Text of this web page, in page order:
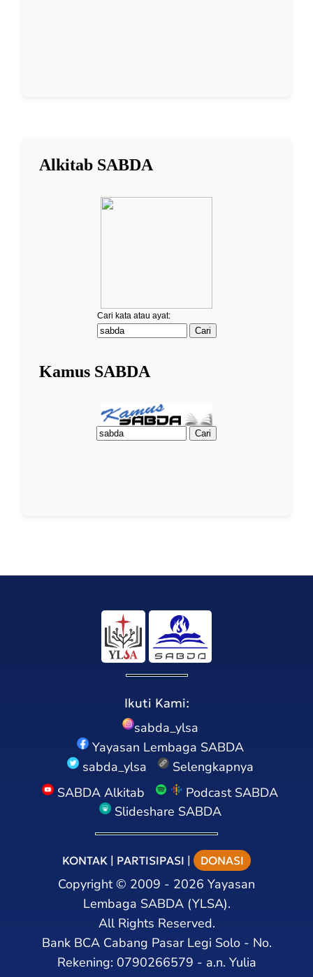
Ikuti Kami:
sabda_ylsa
Yayasan Lembaga SABDA
sabda_ylsa
Selengkapnya
SABDA Alkitab
Podcast SABDA
Slideshare SABDA
KONTAK | PARTISIPASI | DONASI
Copyright© 2009 - 2026 Yayasan
Lembaga SABDA (YLSA).
All Rights Reserved.
Bank BCA Cabang Pasar Legi Solo - No.
Rekening: 0790266579 - a.n. Yulia